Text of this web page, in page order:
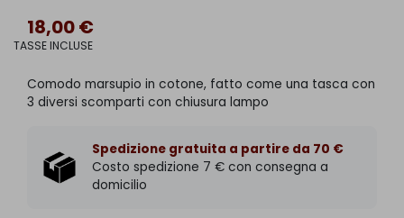
18,00 €
TASSE INCLUSE
Comodo marsupio in cotone, fatto come una tasca con
3 diversi scomparti con chiusura lampo
Spedizione gratuita a partire da 70 €
Costo spedizione 7 € con consegna a
domicilio